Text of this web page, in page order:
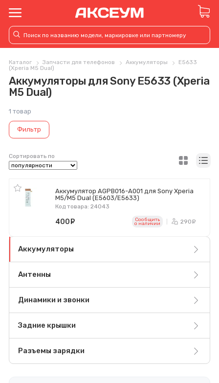
Каталог Запчасти для телефонов Аккумуляторы
E5633
(Xperia M5 Dual)
Аккумуляторы для Sony E5633 (Xperia
M5 Dual)
1 товар
Фильтр
Сортировать по
Аккумулятор AGPB016-A001 для Sony Xperia
M5/M5 Dual (E5603/E5633)
Код товара: 24043
400 Сообщить
o наличии 290
Аккумуляторы
Антенны
Динамики и звонки
Задние крышки
Разъемы зарядки